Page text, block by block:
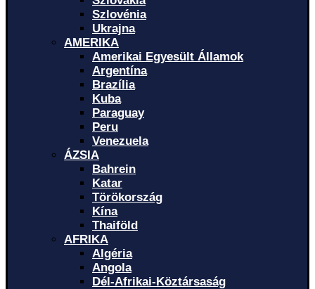
Szlovénia
Ukrajna
AMERIKA
Amerikai Egyesült Államok
Argentína
Brazília
Kuba
Paraguay
Peru
Venezuela
ÁZSIA
Bahrein
Katar
Törökország
Kína
Thaiföld
AFRIKA
Algéria
Angola
Dél-Afrikai-Köztársaság